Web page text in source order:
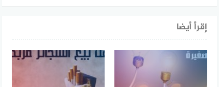
إقرأ أيضا